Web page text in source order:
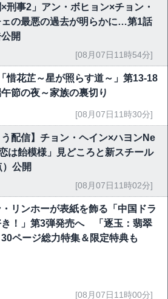
×刑事2」アン・ボヒョン×チョン・
ェの最悪の過去が明らかに…第1話
開
[08月07日11時54分]
惜花芷～星が照らす道～」第13-18
節の夜～家族の裏切り
[08月07日11時30分]
う配信】チョン・ヘイン×ハヨンNe
は飴模様」見どころと新スチール
）公開
[08月07日11時02分]
リンホーが表紙を飾る「中国ドラ
き！」第3弾発売へ 「逐玉：翡翠
ページ総力特集＆限定特典も
[08月07日11時00分]